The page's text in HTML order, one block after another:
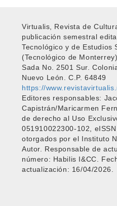
Virtualis, Revista de
publicación semestral
Tecnológico y de Estudios
(Tecnológico de
Sada No. 2501 Sur.
Nuevo León. C.P. 64849
https://
Editores responsables:
Capistrán/Maricarmen
de derecho al Uso
051910022300-102,
otorgados por el Instituto
Autor. Responsable de
número: Habilis I&CC.
actualización: 16/04/2026.